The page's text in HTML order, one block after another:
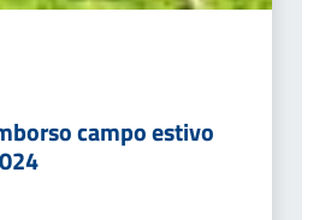
campo estivo